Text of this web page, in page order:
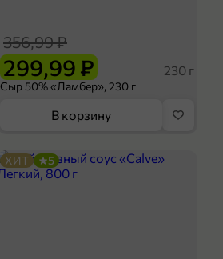
299,99 ₽
356,99 ₽
230 г
Сыр 50% «Ламбер», 230 г
В корзину
ХИТ 5